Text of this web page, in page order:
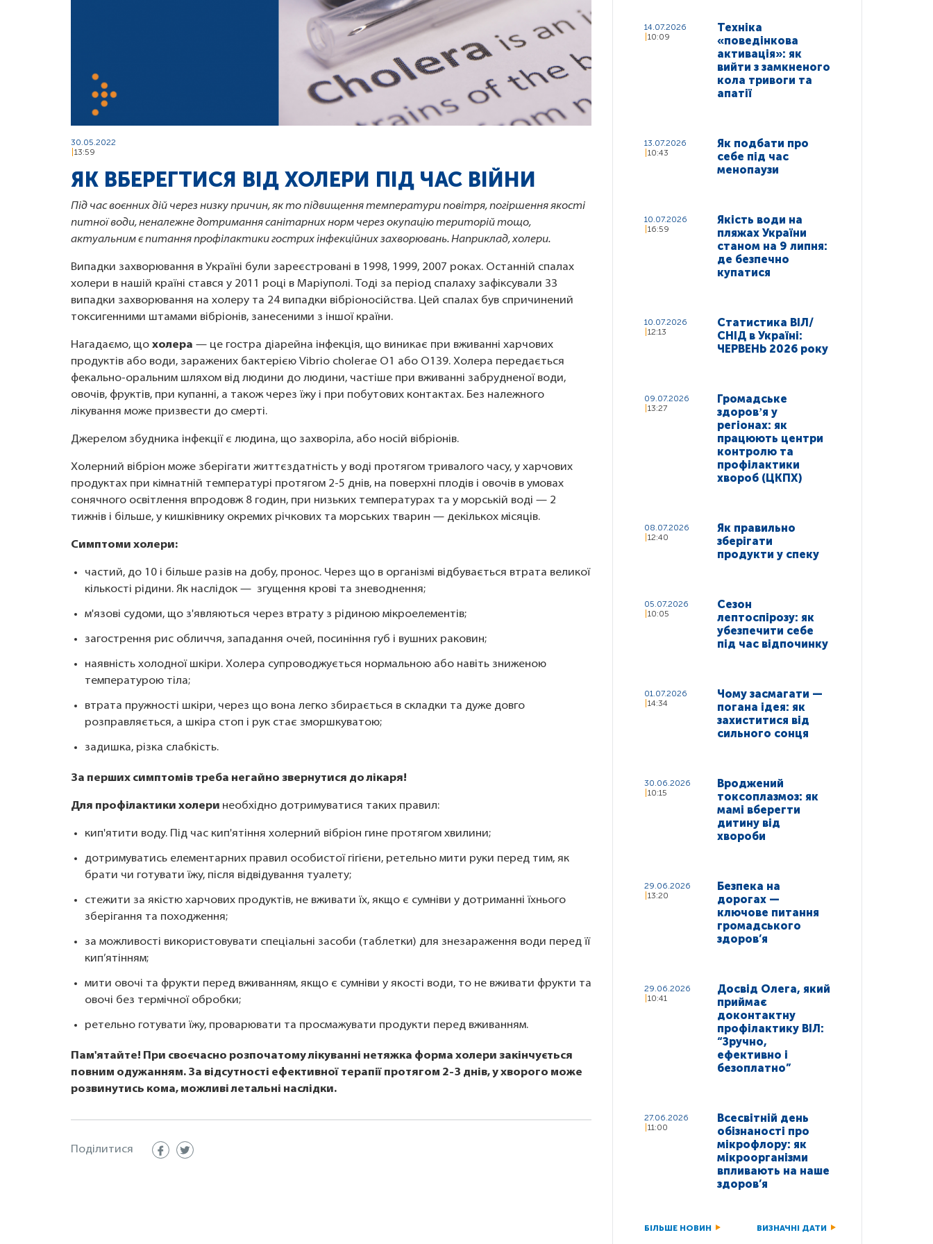
30.05.2022
13:59
ЯК ВБЕРЕГТИСЯ ВІД ХОЛЕРИ ПІД ЧАС ВІЙНИ
Під час воєнних дій через низку причин, як то підвищення температури повітря, погіршення якості
питної води, неналежне дотримання санітарних норм через окупацію територій тощо,
актуальним є питання профілактики гострих інфекційних захворювань. Наприклад, холери.
Випадки захворювання в Україні були зареєстровані в 1998, 1999, 2007 роках. Останній спалах
холери в нашій країні стався у 2011 році в Маріуполі. Тоді за період спалаху зафіксували 33
випадки захворювання на холеру та 24 випадки вібріоносійства. Цей спалах був спричинений
токсигенними штамами вібріонів, занесеними з іншої країни.
Нагадаємо, що холера — це гостра діарейна інфекція, що виникає при вживанні харчових
продуктів або води, заражених бактерією Vibrio cholerae О1 або О139. Холера передається
фекально-оральним шляхом від людини до людини, частіше при вживанні забрудненої води,
овочів, фруктів, при купанні, а також через їжу і при побутових контактах. Без належного
лікування може призвести до смерті.
Джерелом збудника інфекції є людина, що захворіла, або носій вібріонів.
Холерний вібріон може зберігати життєздатність у воді протягом тривалого часу, у харчових
продуктах при кімнатній температурі протягом 2-5 днів, на поверхні плодів і овочів в умовах
сонячного освітлення впродовж 8 годин, при низьких температурах та у морській воді — 2
тижнів і більше, у кишківнику окремих річкових та морських тварин — декількох місяців.
Симптоми холери:
частий, до 10 і більше разів на добу, пронос. Через що в організмі відбувається втрата великої
кількості рідини. Як наслідок — згущення крові та зневоднення;
м'язові судоми, що з'являються через втрату з рідиною мікроелементів;
загострення рис обличчя, западання очей, посиніння губ і вушних раковин;
наявність холодної шкіри. Холера супроводжується нормальною або навіть зниженою
температурою тіла;
втрата пружності шкіри, через що вона легко збирається в складки та дуже довго
розправляється, а шкіра стоп і рук стає зморшкуватою;
задишка, різка слабкість.
За перших симптомів треба негайно звернутися до лікаря!
Для профілактики холери необхідно дотримуватися таких правил:
кип'ятити воду. Під час кип'ятіння холерний вібріон гине протягом хвилини;
дотримуватись елементарних правил особистої гігієни, ретельно мити руки перед тим, як
брати чи готувати їжу, після відвідування туалету;
стежити за якістю харчових продуктів, не вживати їх, якщо є сумніви у дотриманні їхнього
зберігання та походження;
за можливості використовувати спеціальні засоби (таблетки) для знезараження води перед її
кип’ятінням;
мити овочі та фрукти перед вживанням, якщо є сумніви у якості води, то не вживати фрукти та
овочі без термічної обробки;
ретельно готувати їжу, проварювати та просмажувати продукти перед вживанням.
Пам'ятайте! При своєчасно розпочатому лікуванні нетяжка форма холери закінчується
повним одужанням. За відсутності ефективної терапії протягом 2-3 днів, у хворого може
розвинутись кома, можливі летальні наслідки.
Поділитися
14.07.2026
10:09
Техніка
«поведінкова
активація»: як
вийти з замкненого
кола тривоги та
апатії
13.07.2026
10:43
Як подбати про
себе під час
менопаузи
10.07.2026
16:59
Якість води на
пляжах України
станом на 9 липня:
де безпечно
купатися
10.07.2026
12:13
Статистика ВІЛ/
СНІД в Україні:
ЧЕРВЕНЬ 2026 року
09.07.2026
13:27
Громадське
здоровʼя у
регіонах: як
працюють центри
контролю та
профілактики
хвороб (ЦКПХ)
08.07.2026
12:40
Як правильно
зберігати
продукти у спеку
05.07.2026
10:05
Сезон
лептоспірозу: як
убезпечити себе
під час відпочинку
01.07.2026
14:34
Чому засмагати —
погана ідея: як
захиститися від
сильного сонця
30.06.2026
10:15
Вроджений
токсоплазмоз: як
мамі вберегти
дитину від
хвороби
29.06.2026
13:20
Безпека на
дорогах —
ключове питання
громадського
здоров’я
29.06.2026
10:41
Досвід Олега, який
приймає
доконтактну
профілактику ВІЛ:
“Зручно,
ефективно і
безоплатно”
27.06.2026
11:00
Всесвітній день
обізнаності про
мікрофлору: як
мікроорганізми
впливають на наше
здоров’я
БІЛЬШЕ НОВИН ВИЗНАЧНІ ДАТИ